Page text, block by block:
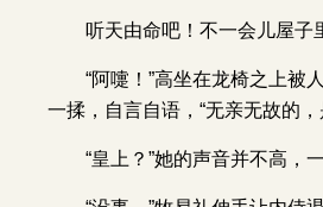
听天由命吧！不一会儿屋子
“阿嚏！”高坐在龙椅之上被
一揉，自言自语，“无亲无故的
“皇上？”她的声音并不高，